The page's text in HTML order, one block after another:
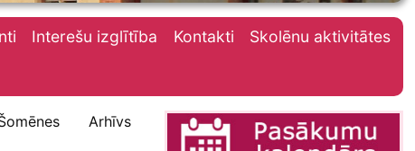
Interešu izglītība Kontakti Skolēnu aktivitātes
Arhīvs